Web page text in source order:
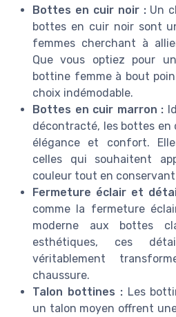
Bottes en cuir noir :Un
bottes en cuir noir sont
femmes cherchant à
Que vous optiez pour
bottine femme à bout
choix indémodable.
Bottes en cuir marron :
décontracté, les bottes
élégance et confort.
celles qui souhaitent
couleur tout en
Fermeture éclair et
comme la fermeture
moderne aux bottes
esthétiques, ces
véritablement
chaussure.
Talon bottines :Les
un talon moyen offrent